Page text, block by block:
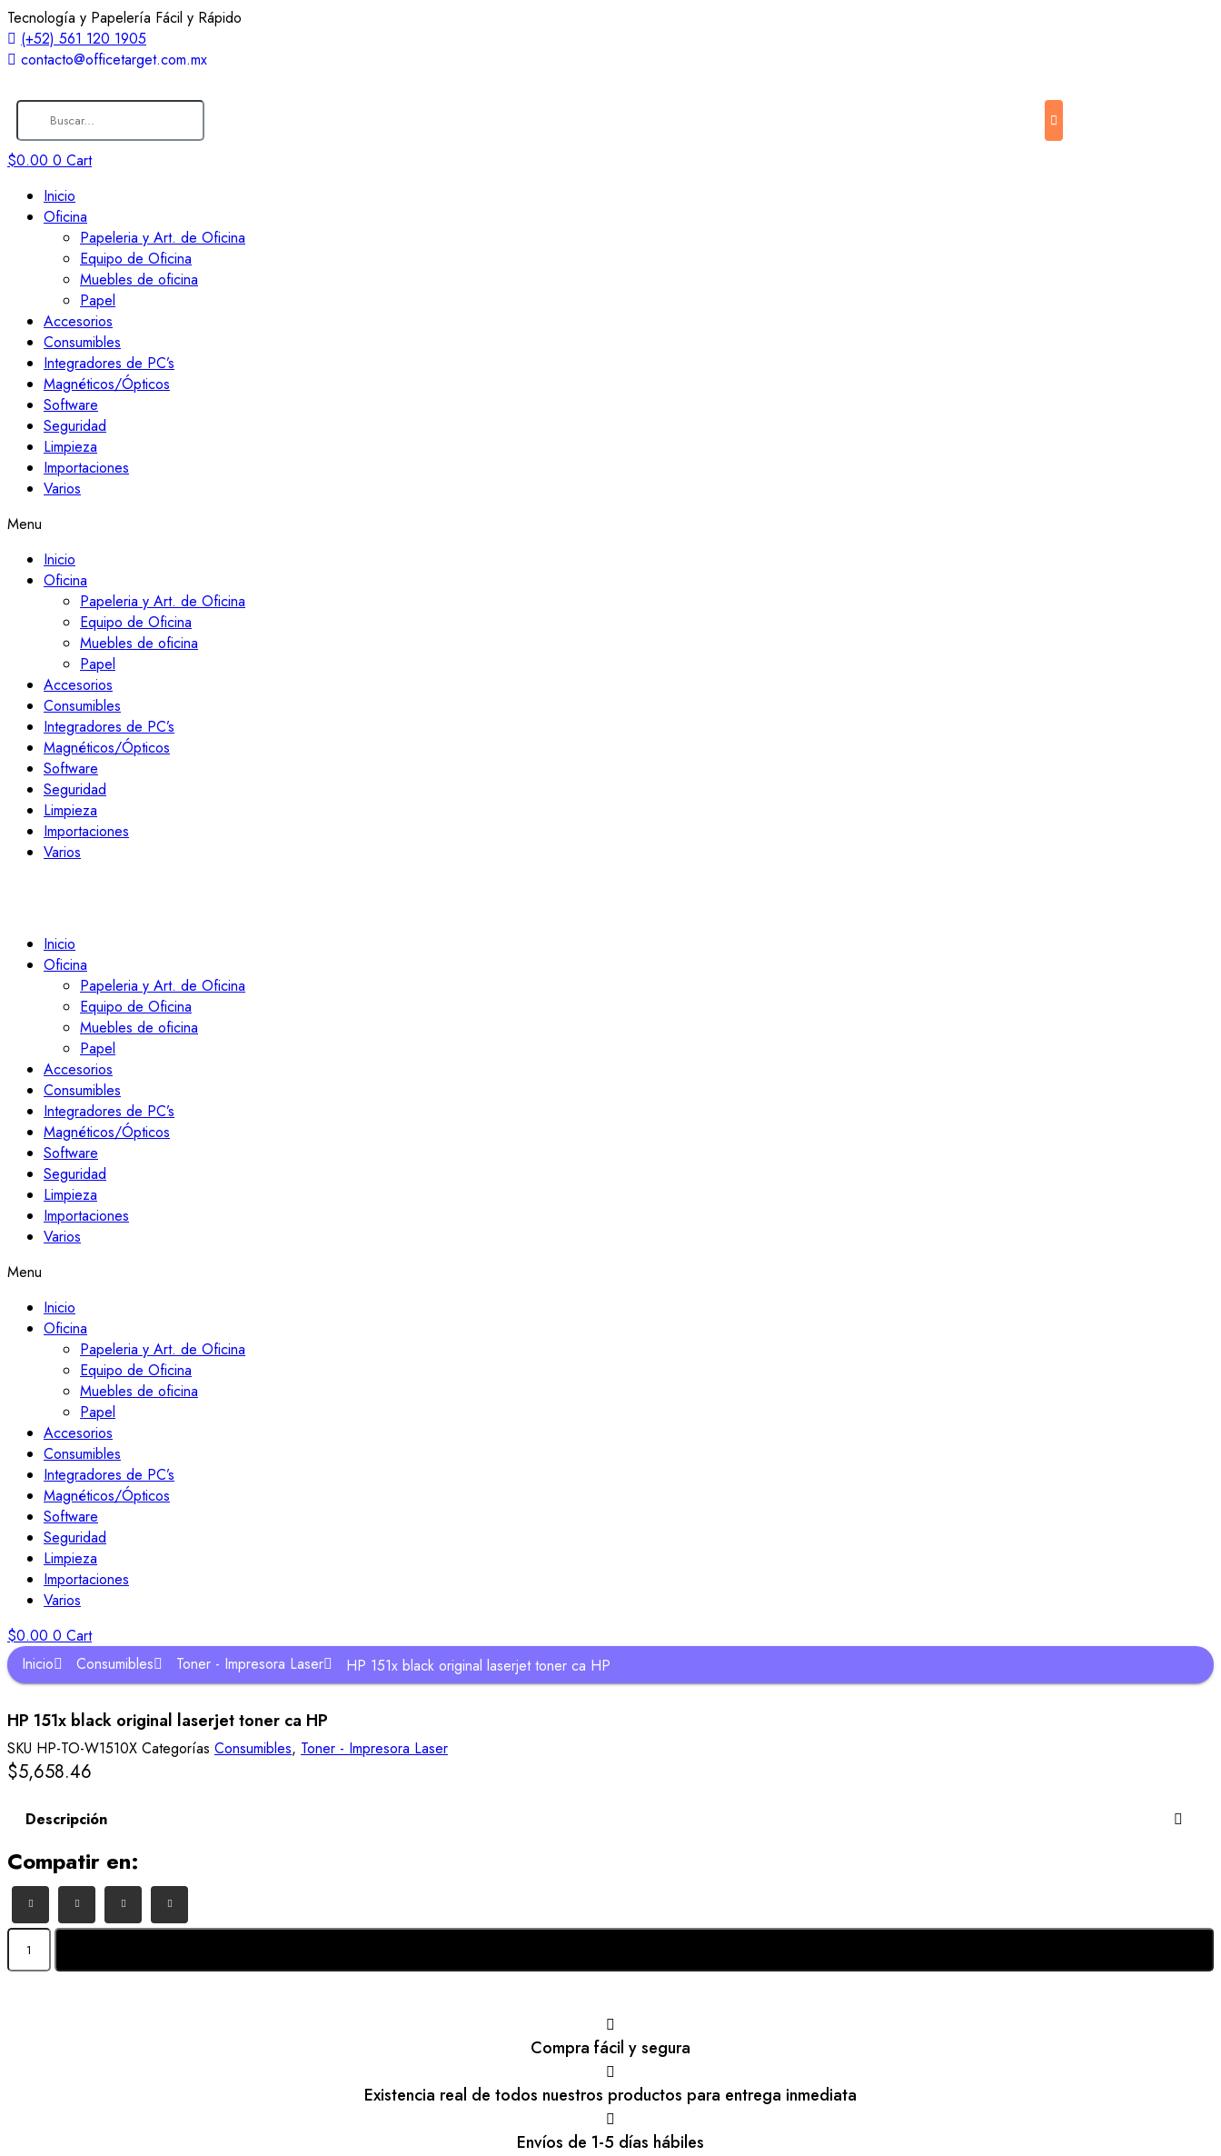
Tecnología y Papelería Fácil y Rápido
(+52) 561 120 1905
contacto@officetarget.com.mx
$0.00 0 Cart
Inicio
Oficina
Papeleria y Art. de Oficina
Equipo de Oficina
Muebles de oficina
Papel
Accesorios
Consumibles
Integradores de PC’s
Magnéticos/Ópticos
Software
Seguridad
Limpieza
Importaciones
Varios
Menu
Inicio
Oficina
Papeleria y Art. de Oficina
Equipo de Oficina
Muebles de oficina
Papel
Accesorios
Consumibles
Integradores de PC’s
Magnéticos/Ópticos
Software
Seguridad
Limpieza
Importaciones
Varios
Inicio
Oficina
Papeleria y Art. de Oficina
Equipo de Oficina
Muebles de oficina
Papel
Accesorios
Consumibles
Integradores de PC’s
Magnéticos/Ópticos
Software
Seguridad
Limpieza
Importaciones
Varios
Menu
Inicio
Oficina
Papeleria y Art. de Oficina
Equipo de Oficina
Muebles de oficina
Papel
Accesorios
Consumibles
Integradores de PC’s
Magnéticos/Ópticos
Software
Seguridad
Limpieza
Importaciones
Varios
$0.00 0 Cart
Inicio
Consumibles Toner - Impresora Laser HP 151x black original laserjet toner ca HP
HP 151x black original laserjet toner ca HP
SKU HP-TO-W1510X Categorías Consumibles, Toner - Impresora Laser
$5,658.46
Descripción
Compatir en:
151x
Compra fácil y segura
Existencia real de todos nuestros productos para entrega inmediata
Envíos de 1-5 días hábiles